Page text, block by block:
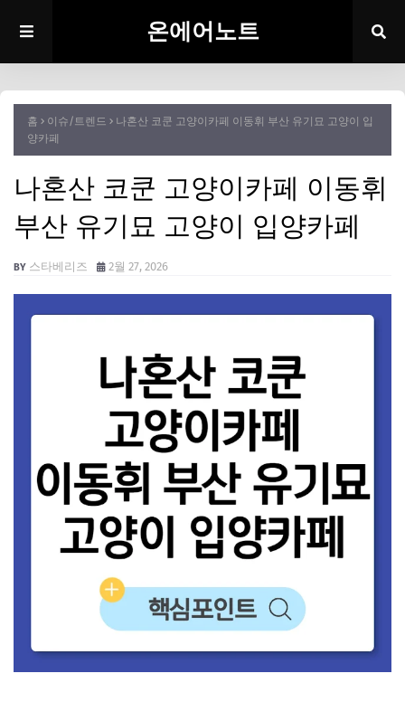
온에어노트
홈 이슈/트렌드
나혼산 코쿤 고양이카페 이동휘 부산 유기묘 고양이 입
양카페
나혼산 코쿤 고양이카페 이동휘
부산 유기묘 고양이 입양카페
스타베리즈 2월 27, 2026